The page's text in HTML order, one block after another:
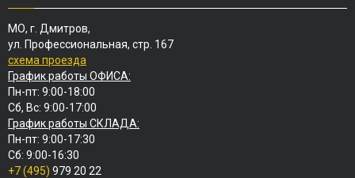
МО, г. Дмитров,
ул. Профессиональная, стр. 167
схема проезда
График работы ОФИСА:
Пн-пт: 9:00-18:00
Сб, Вс: 9:00-17:00
График работы СКЛАДА:
Пн-пт: 9:00-17:30
Сб: 9:00-16:30
+7 (495) 979 20 22